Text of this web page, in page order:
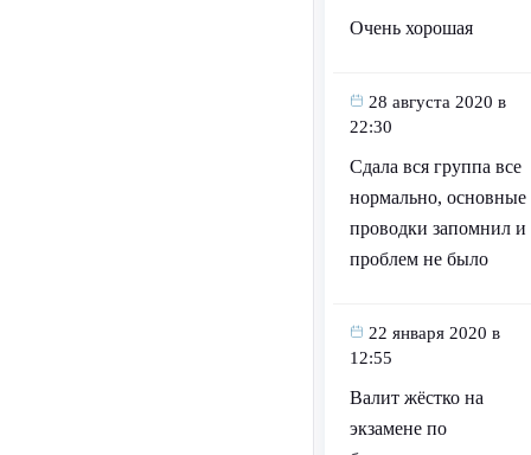
Очень хорошая
28 августа 2020 в
22:30
Сдала вся группа все
нормально, основные
проводки запомнил и
проблем не было
22 января 2020 в
12:55
Валит жёстко на
экзамене по